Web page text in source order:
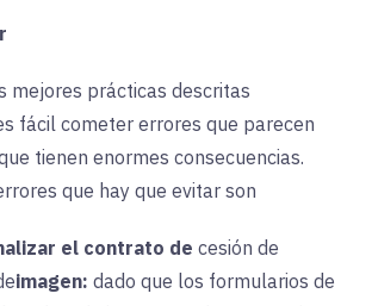
mejores prácticas descritas
fácil cometer errores que parecen
tienen enormes consecuencias.
que hay que evitar son
el contrato de cesión de
imagen: dado que los formularios de